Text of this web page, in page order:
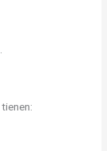
tienen: